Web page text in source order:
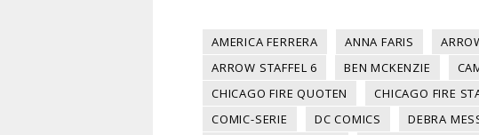
AMERICA FERRERA ANNA FARIS
ARROW STAFFEL 6
BEN MCKENZIE
CHICAGO FIRE QUOTEN
CHICAGO FIRE
COMIC-SERIE
DC COMICS DEBRA